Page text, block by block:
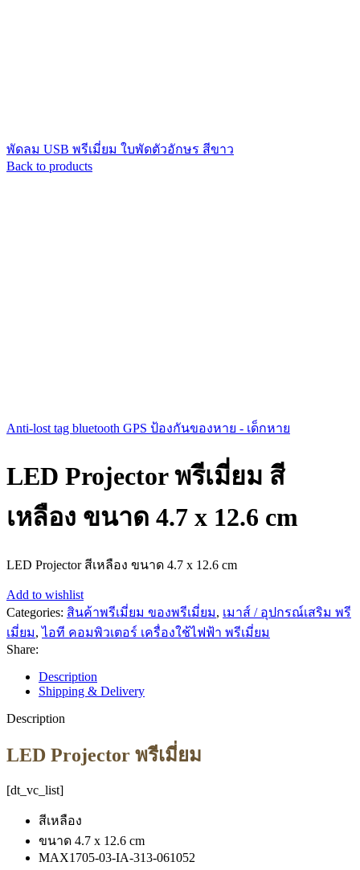
พัดลม USB พรีเมี่ยม ใบพัดตัวอักษร สีขาว
Back to products
Anti-lost tag bluetooth GPS ป้องกันของหาย - เด็กหาย
LED Projector พรีเมี่ยม สี
เหลือง ขนาด 4.7 x 12.6 cm
LED Projector สีเหลือง ขนาด 4.7 x 12.6 cm
Add to wishlist
Categories: สินค้าพรีเมี่ยม ของพรีเมี่ยม, เมาส์ / อุปกรณ์เสริม พรี
เมี่ยม, ไอที คอมพิวเตอร์ เครื่องใช้ไฟฟ้า พรีเมี่ยม
Share:
Description
Shipping & Delivery
Description
LED Projector พรีเมี่ยม
[dt_vc_list]
สีเหลือง
ขนาด 4.7 x 12.6 cm
MAX1705-03-IA-313-061052